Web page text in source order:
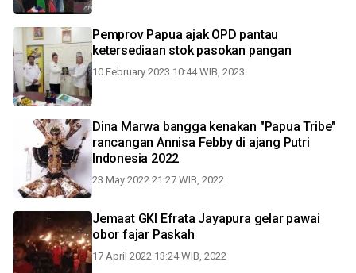
Pemprov Papua ajak OPD pantau
ketersediaan stok pasokan pangan
10 February 2023 10:44 WIB, 2023
Dina Marwa bangga kenakan "Papua Tribe"
rancangan Annisa Febby di ajang Putri
Indonesia 2022
23 May 2022 21:27 WIB, 2022
Jemaat GKI Efrata Jayapura gelar pawai
obor fajar Paskah
17 April 2022 13:24 WIB, 2022